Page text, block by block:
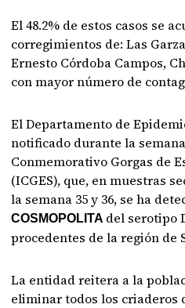
El 48.2% de estos casos se
corregimientos de: Las
Ernesto Córdoba Campos,
con mayor número de
El Departamento de
notificado durante la
Conmemorativo Gorgas de
(ICGES), que, en muestras
la semana 35 y 36, se ha
COSMOPOLITA del serotipo
procedentes de la región de
La entidad reitera a la
eliminar todos los criaderos